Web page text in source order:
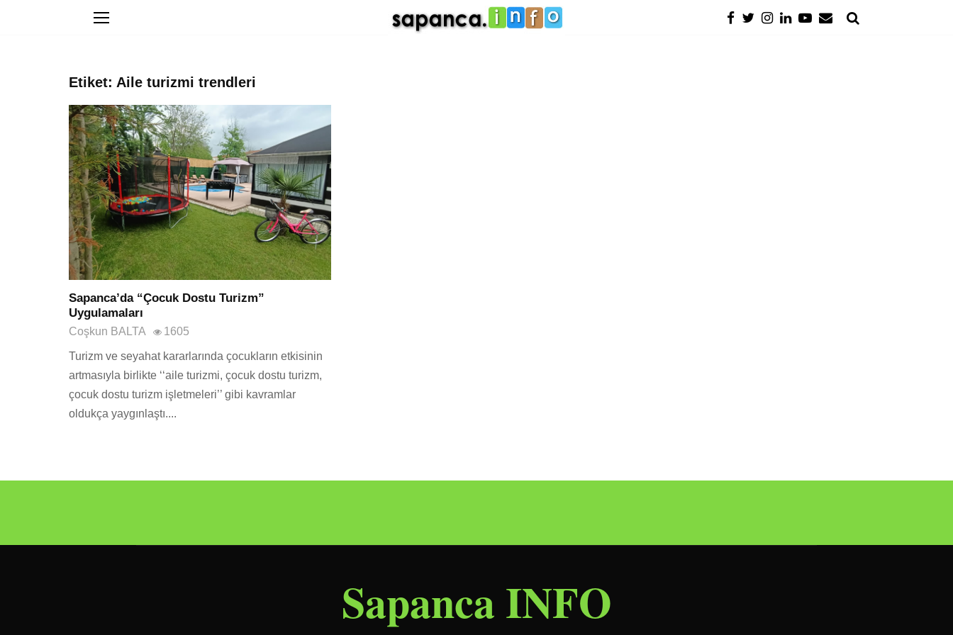
Etiket: Aile turizmi trendleri
Sapanca’da “Çocuk Dostu Turizm”
Uygulamaları
Coşkun BALTA 1605
Turizm ve seyahat kararlarında çocukların etkisinin
artmasıyla birlikte ‘‘aile turizmi, çocuk dostu turizm,
çocuk dostu turizm işletmeleri’’ gibi kavramlar
oldukça yaygınlaştı....
Sapanca INFO